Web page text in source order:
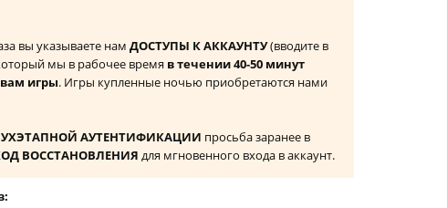
вы указываете нам ДОСТУПЫ К АККАУНТУ(вводите в
мы в рабочее время в течении 40-50 минут
игры. Игры купленные ночью приобретаются нами
АУТЕНТИФИКАЦИИ просьба заранее в
ВОССТАНОВЛЕНИЯ для мгновенного входа в аккаунт.